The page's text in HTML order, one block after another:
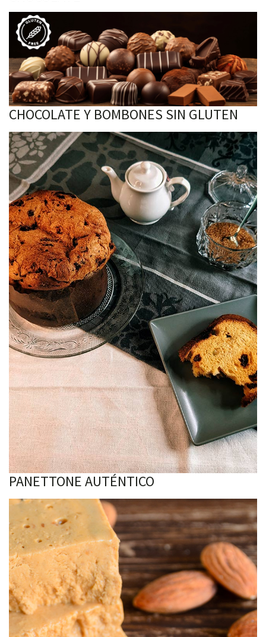
CHOCOLATE Y BOMBONES SIN GLUTEN
PANETTONE AUTÉNTICO